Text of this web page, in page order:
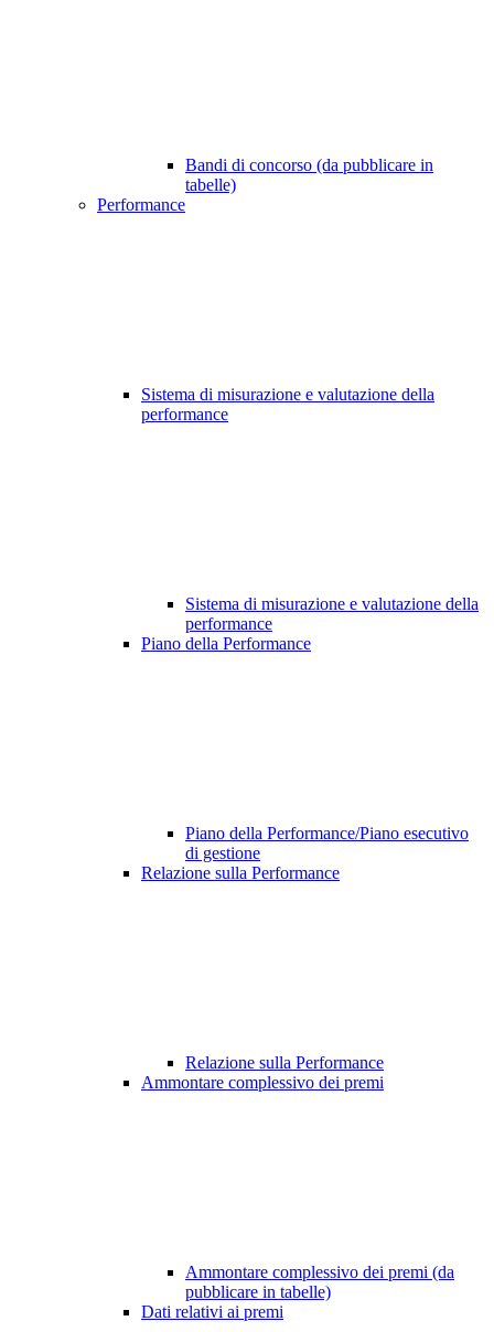
Bandi di concorso (da pubblicare in
tabelle)
Performance
Sistema di misurazione e valutazione della
performance
Sistema di misurazione e valutazione della
performance
Piano della Performance
Piano della Performance/Piano esecutivo
di gestione
Relazione sulla Performance
Relazione sulla Performance
Ammontare complessivo dei premi
Ammontare complessivo dei premi (da
pubblicare in tabelle)
Dati relativi ai premi